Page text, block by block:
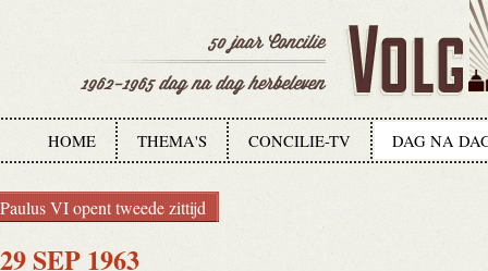
HOME THEMA'S CONCILIE-TV DAG NA
Paulus VI opent tweede zittijd
29 SEP 1963